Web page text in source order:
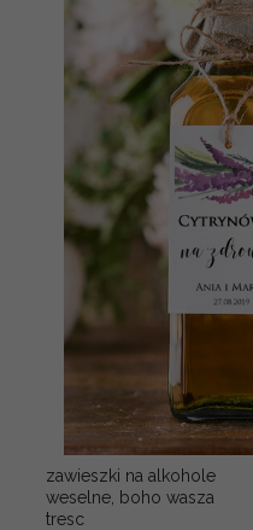
zawieszki na alkohole
weselne, boho wasza
tresc